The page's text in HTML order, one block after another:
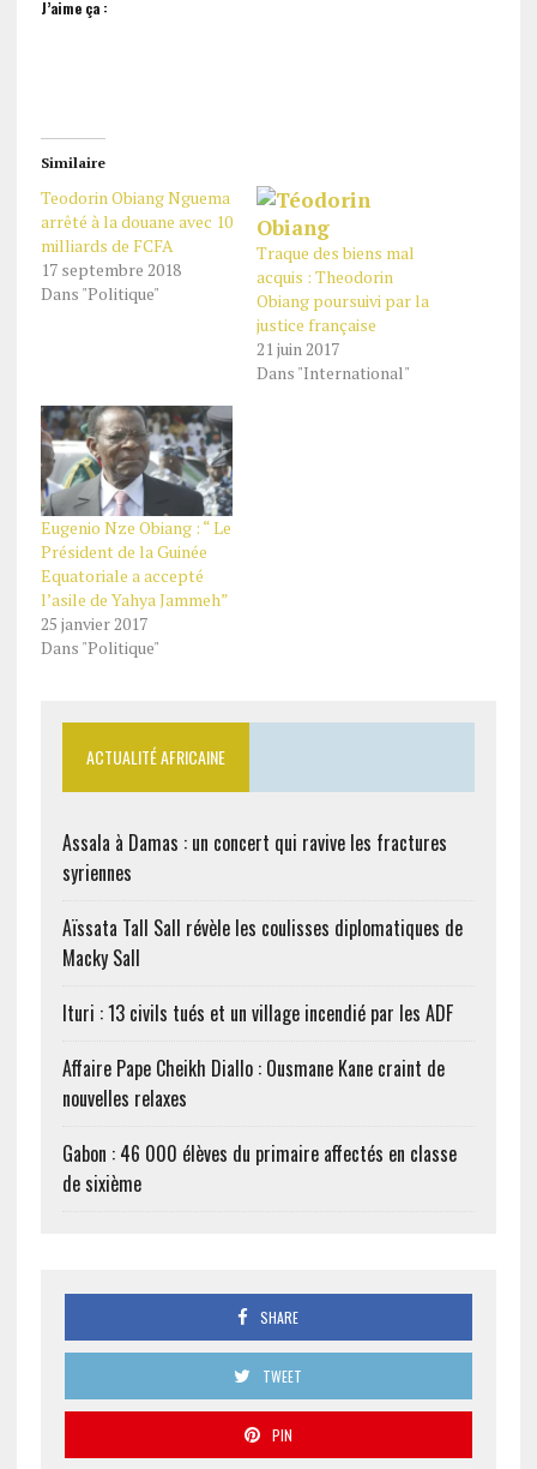
J’aime ça :
Similaire
Teodorin Obiang Nguema
arrêté à la douane avec 10
milliards de FCFA
17 septembre 2018
Dans "Politique"
Traque des biens mal
acquis : Theodorin
Obiang poursuivi par la
justice française
21 juin 2017
Dans "International"
Eugenio Nze Obiang : “ Le
Président de la Guinée
Equatoriale a accepté
l’asile de Yahya Jammeh”
25 janvier 2017
Dans "Politique"
ACTUALITÉ AFRICAINE
Assala à Damas : un concert qui ravive les fractures
syriennes
Aïssata Tall Sall révèle les coulisses diplomatiques de
Macky Sall
Ituri : 13 civils tués et un village incendié par les ADF
Affaire Pape Cheikh Diallo : Ousmane Kane craint de
nouvelles relaxes
Gabon : 46 000 élèves du primaire affectés en classe
de sixième
SHARE
TWEET
PIN